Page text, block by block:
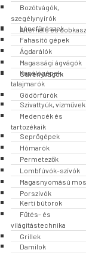
Bozótvágók,
szegélynyírók
Alternáló és
Láncfűrészek
Fahasító gépek
Ágdarálók
Magassági ágvágók
Sövényvágók
Kapálógépek,
talajmarók
Gödörfúrók
Szivattyúk, vízművek
Medencék és
tartozékaik
Seprőgépek
Hómarók
Permetezők
Lombfúvók-szívók
Magasnyomású
Porszívók
Kerti bútorok
Fűtés- és
világítástechnika
Grillek
Damilok